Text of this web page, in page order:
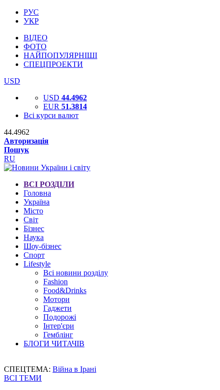
РУС
УКР
ВІДЕО
ФОТО
НАЙПОПУЛЯРНІШІ
СПЕЦПРОЕКТИ
USD
USD 44.4962
EUR 51.3814
Всі курси валют
44.4962
Авторизація
Пошук
RU
ВСІ РОЗДІЛИ
Головна
Україна
Місто
Світ
Бізнес
Наука
Шоу-бізнес
Спорт
Lifestyle
Всі новини розділу
Fashion
Food&Drinks
Мотори
Гаджети
Подорожі
Інтер'єри
Гемблінг
БЛОГИ ЧИТАЧІВ
СПЕЦТЕМА: Війна в Ірані
ВСІ ТЕМИ